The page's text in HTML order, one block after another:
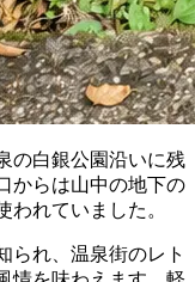
の白銀公園沿いに残
からは山中の地下の
れていました。
られ、温泉街のレト